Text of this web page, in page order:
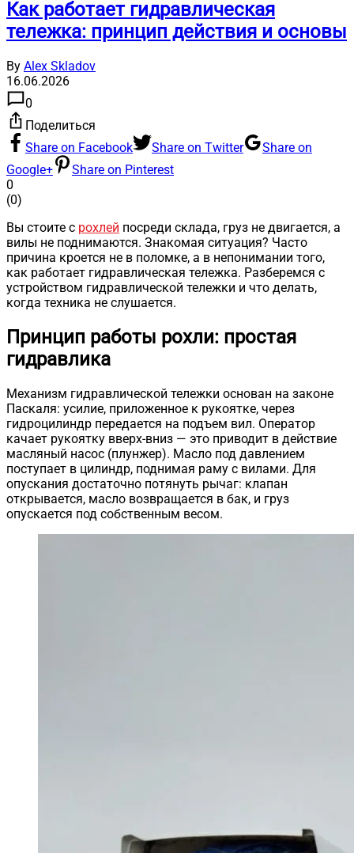
Как работает гидравлическая
тележка: принцип действия и основы
By Alex Skladov
16.06.2026
0
Поделиться
Share on Facebook
Share on Twitter
Share on
Google+
Share on Pinterest
0
(0)
Вы стоите с рохлей посреди склада, груз не двигается, а
вилы не поднимаются. Знакомая ситуация? Часто
причина кроется не в поломке, а в непонимании того,
как работает гидравлическая тележка. Разберемся с
устройством гидравлической тележки и что делать,
когда техника не слушается.
Принцип работы рохли: простая
гидравлика
Механизм гидравлической тележки основан на законе
Паскаля: усилие, приложенное к рукоятке, через
гидроцилиндр передается на подъем вил. Оператор
качает рукоятку вверх-вниз — это приводит в действие
масляный насос (плунжер). Масло под давлением
поступает в цилиндр, поднимая раму с вилами. Для
опускания достаточно потянуть рычаг: клапан
открывается, масло возвращается в бак, и груз
опускается под собственным весом.